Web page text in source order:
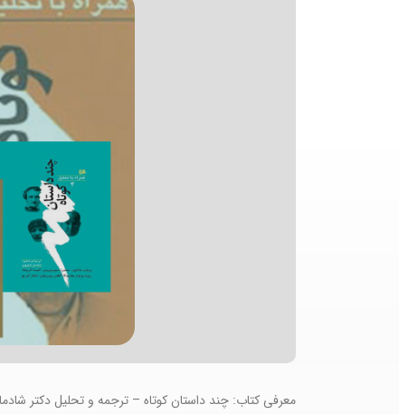
معرفی کتاب: چند داستان کوتاه – ترجمه و تحلیل دکتر